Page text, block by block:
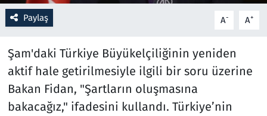
Paylaş A- A+
Şam'daki Türkiye Büyükelçiliğinin yeniden
aktif hale getirilmesiyle ilgili bir soru üzerine
Bakan Fidan, "Şartların oluşmasına
bakacağız," ifadesini kullandı. Türkiye’nin
Savunma Sanayi
Spor
Teknoloji ve Bilim